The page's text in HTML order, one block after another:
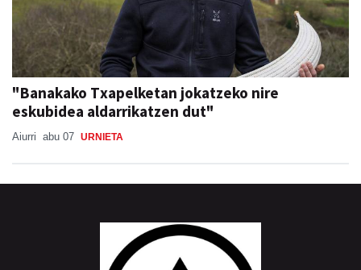
"Banakako Txapelketan jokatzeko nire
eskubidea aldarrikatzen dut"
Aiurri abu 07 URNIETA